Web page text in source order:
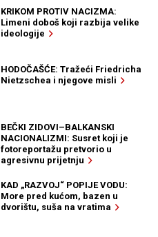
KRIKOM PROTIV NACIZMA:
Limeni doboš koji razbija velike
ideologije
HODOČAŠĆE: Tražeći Friedricha
Nietzschea i njegove misli
BEČKI ZIDOVI–BALKANSKI
NACIONALIZMI: Susret koji je
fotoreportažu pretvorio u
agresivnu prijetnju
KAD „RAZVOJ“ POPIJE VODU:
More pred kućom, bazen u
dvorištu, suša na vratima